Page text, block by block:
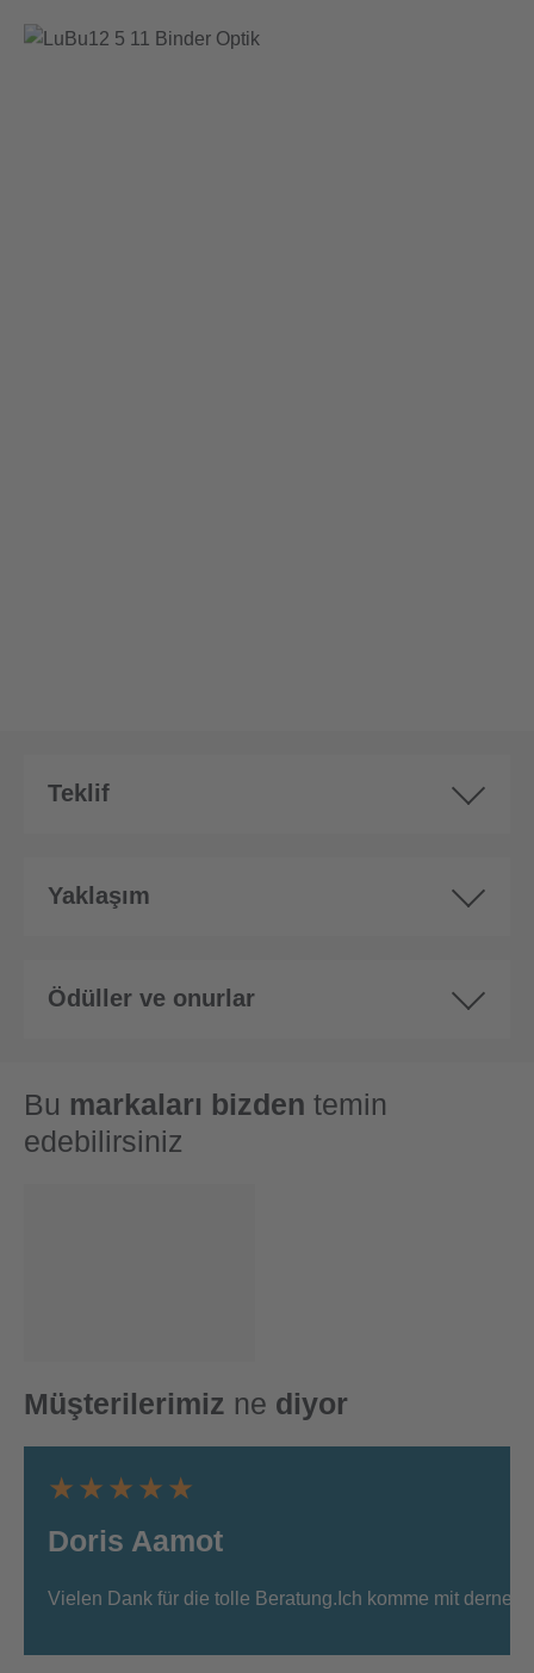
Teklif
Yaklaşım
Ödüller ve onurlar
Bu markaları bizden temin
edebilirsiniz
Müşterilerimiz ne diyor
Doris Aamot
★★★★★
Vielen Dank für die tolle Beratung.Ich komme mit